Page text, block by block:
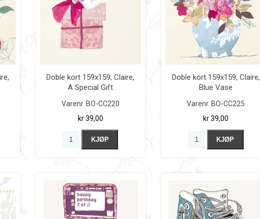
Doble kort 159x159, Claire,
A Special Gift
Varenr. BO-CC220
kr 39,00
KJØP
Doble kort 159x159, Claire,
Blue Vase
Varenr. BO-CC225
kr 39,00
KJØP